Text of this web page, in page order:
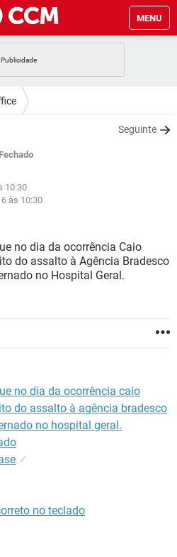
MENU
GMAIL
WHATSAPP
EXCEL
GMAIL
FACEBOOK
EXCEL
Seguinte
Fechado
10:30
às 10:30
no dia da ocorrência Caio
do assalto à Agência Bradesco
no Hospital Geral.
no dia da ocorrência caio
do assalto à agência bradesco
no hospital geral.
✓
no teclado